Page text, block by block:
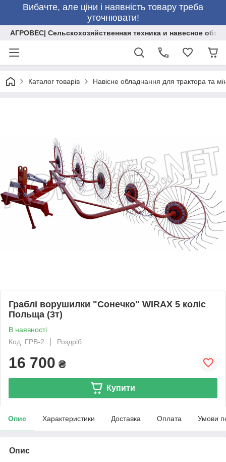
Вибачте, але ціни і наявність товару треба
уточнювати!
АГРОВЕС| Сельскохозяйственная техника и навесное
Каталог товарів Навісне обладнання для трактора та
Граблі ворушилки "Сонечко" WIRAX 5 коліс
Польща (3т)
В наявності
Код: ГРВ-2
Роздріб
16 700 ₴
Купити
Опис Характеристики Доставка Оплата Умови
Опис